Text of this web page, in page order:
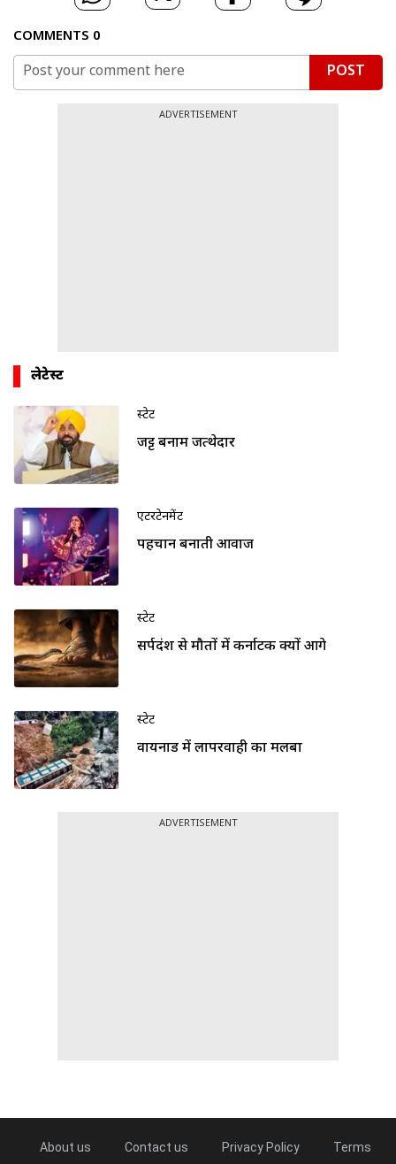
COMMENTS 0
POST
ADVERTISEMENT
लेटेस्ट
स्टेट
जट्ट बनाम जत्थेदार
एंटरटेनमेंट
पहचान बनाती आवाज
स्टेट
सर्पदंश से मौतों में कर्नाटक क्यों आगे
स्टेट
वायनाड में लापरवाही का मलबा
ADVERTISEMENT
About us Contact us Privacy Policy Terms